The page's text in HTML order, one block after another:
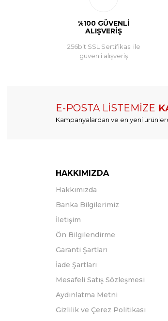
%100 GÜVENLİ
ALIŞVERİŞ
256bit SSL Sertifikası ile
güvenli alışveriş
E-POSTA LİSTEMİZE
Kampanyalardan ve en yeni
HAKKIMIZDA
Hakkımızda
Banka Bilgilerimiz
İletişim
Ön Bilgilendirme
Garanti Şartları
İade Şartları
Mesafeli Satış Sözleşmesi
Aydınlatma Metni
Gizlilik ve Çerez Politikası